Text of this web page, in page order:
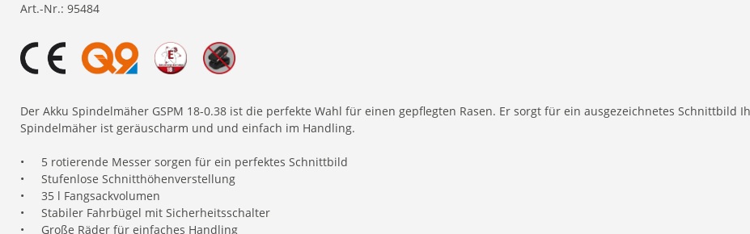
Art.-Nr.: 95484
Der Akku Spindelmäher GSPM 18-0.38 ist die perfekte Wahl für einen gepflegten Rasen. Er sorgt für ein ausgezeichnetes Schnittbild
Spindelmäher ist geräuscharm und und einfach im Handling.
•
5 rotierende Messer sorgen für ein perfektes Schnittbild
•
Stufenlose Schnitthöhenverstellung
•
35 l Fangsackvolumen
•
Stabiler Fahrbügel mit Sicherheitsschalter
•
Große Räder für einfaches Handling